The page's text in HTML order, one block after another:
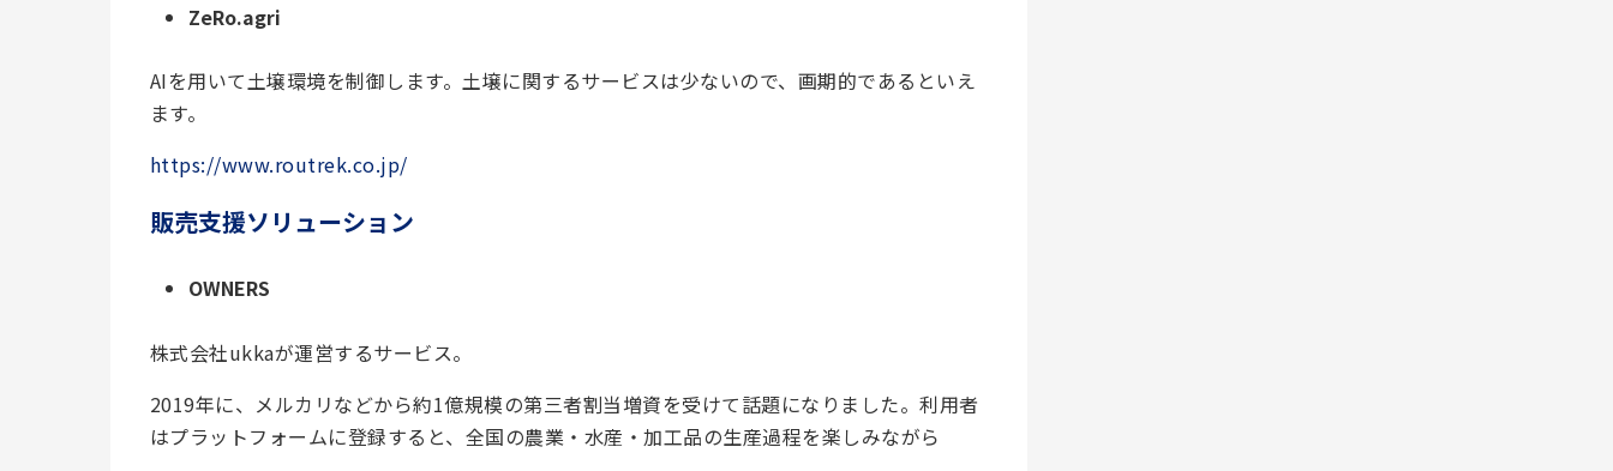
ZeRo.agri
AIを用いて土壌環境を制御します。土壌に関するサービスは少ないので、画期的であるといえ
ます。
https://www.routrek.co.jp/
販売支援ソリューション
OWNERS
株式会社ukkaが運営するサービス。
2019年に、メルカリなどから約1億規模の第三者割当増資を受けて話題になりました。利用者
はプラットフォームに登録すると、全国の農業・水産・加工品の生産過程を楽しみながら